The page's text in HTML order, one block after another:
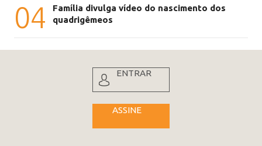
04
Família divulga vídeo do nascimento dos
quadrigêmeos
ENTRAR
ASSINE